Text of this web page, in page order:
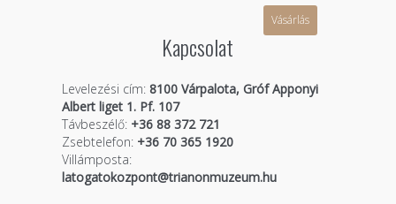
Vásárlás
Kapcsolat
Levelezési cím: 8100 Várpalota, Gróf Apponyi
Albert liget 1. Pf. 107
Távbeszélő:+36 88 372 721
Zsebtelefon:+36 70 365 1920
Villámposta:
latogatokozpont@trianonmuzeum.hu